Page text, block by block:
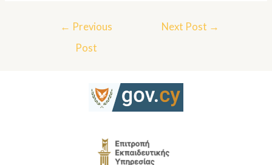
← Previous
Post
Next Post →